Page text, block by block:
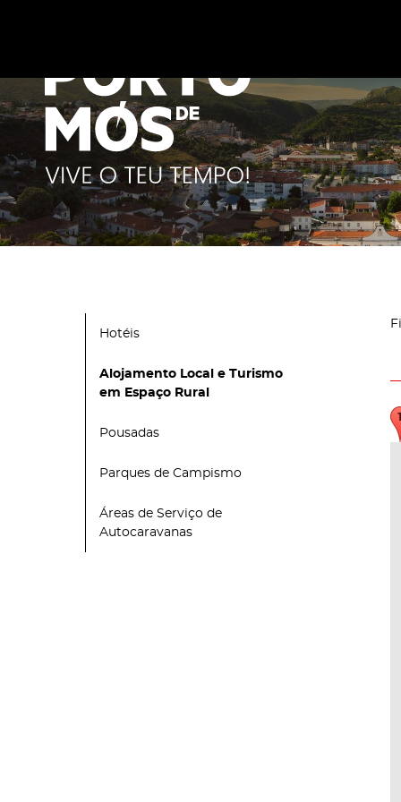
Hotéis
Alojamento Local e Turismo
em Espaço Rural
Pousadas
Parques de Campismo
Áreas de Serviço de
Autocaravanas